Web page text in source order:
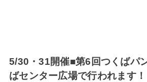
5/30・31開催■第6回つくばパ
ばセンター広場で行われます！